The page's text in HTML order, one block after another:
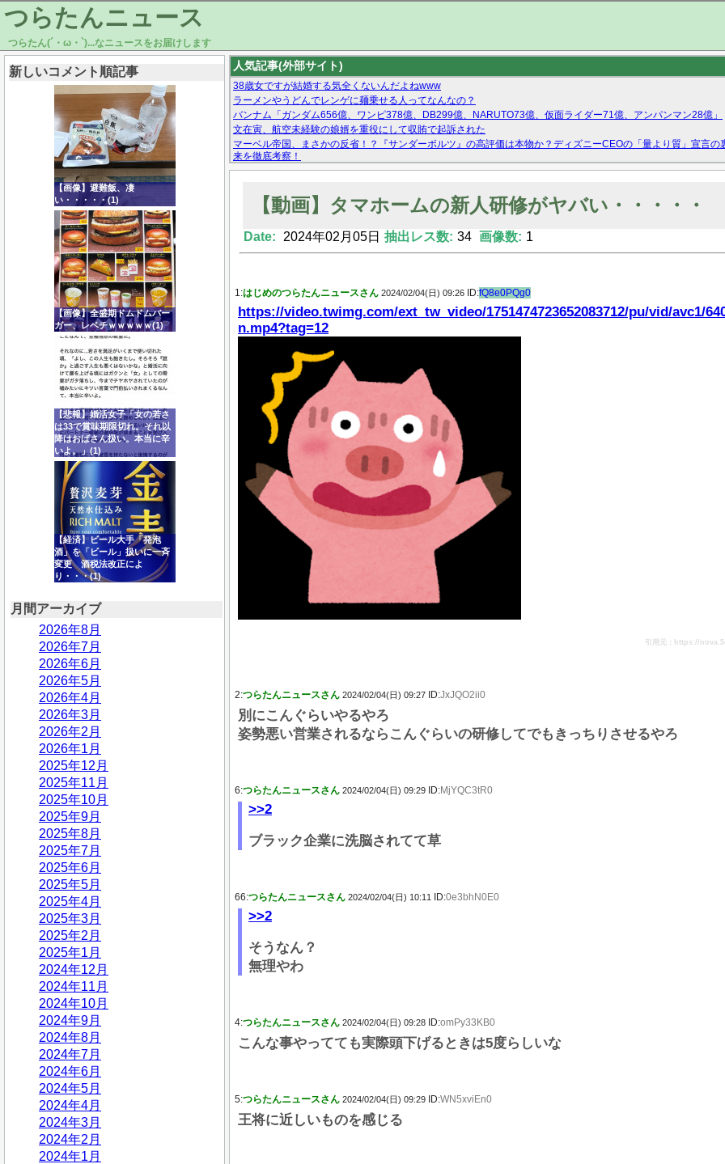
つらたんニュース
つらたん(´・ω・`)...なニュースをお届けします
新しいコメント順記事
【画像】避難飯、凄
い・・・・・(1)
【画像】全盛期ドムドムバー
ガー、レベチｗｗｗｗｗ(1)
【悲報】婚活女子「女の若さ
は33で賞味期限切れ。それ以
降はおばさん扱い。本当に辛
いよ。」(1)
【経済】ビール大手「発泡
酒」を「ビール」扱いに一斉
変更 酒税法改正によ
り・・・(1)
月間アーカイブ
2026年8月
2026年7月
2026年6月
2026年5月
2026年4月
2026年3月
2026年2月
2026年1月
2025年12月
2025年11月
2025年10月
2025年9月
2025年8月
2025年7月
2025年6月
2025年5月
2025年4月
2025年3月
2025年2月
2025年1月
2024年12月
2024年11月
2024年10月
2024年9月
2024年8月
2024年7月
2024年6月
2024年5月
2024年4月
2024年3月
2024年2月
2024年1月
人気記事(外部サイト)
38歳女ですが結婚する気全くないんだよねwww
ラーメンやうどんでレンゲに麺乗せる人ってなんなの？
バンナム「ガンダム656億、ワンピ378億、DB299億、NARUTO73億、仮面ライダー71億、アンパンマン28億」
文在寅、航空未経験の娘婿を重役にして収賄で起訴された
マーベル帝国、まさかの反省！？『サンダーボルツ』の高評価は本物か？ディズニーCEOの「量より質」宣言
来を徹底考察！
【モー娘。石田亜佑美】ファーストテイク出演も新規獲得ならず？北川莉央が1位に
【動画】タマホームの新人研修がヤバい・・・・・
Date: 2024年02月05日 抽出レス数: 34 画像数: 1
1:はじめのつらたんニュースさん 2024/02/04(日) 09:26 ID:fQ8e0PQg0
https://video.twimg.com/ext_tw_video/1751474723652083712/pu/vid/avc1/
n.mp4?tag=12
引用元：https://
2:つらたんニュースさん 2024/02/04(日) 09:27 ID:JxJQO2ii0
別にこんぐらいやるやろ
姿勢悪い営業されるならこんぐらいの研修してでもきっちりさせるやろ
6:つらたんニュースさん 2024/02/04(日) 09:29 ID:MjYQC3tR0
>>2
ブラック企業に洗脳されてて草
66:つらたんニュースさん 2024/02/04(日) 10:11 ID:0e3bhN0E0
>>2
そうなん？
無理やわ
4:つらたんニュースさん 2024/02/04(日) 09:28 ID:omPy33KB0
こんな事やってても実際頭下げるときは5度らしいな
5:つらたんニュースさん 2024/02/04(日) 09:29 ID:WN5xviEn0
王将に近しいものを感じる